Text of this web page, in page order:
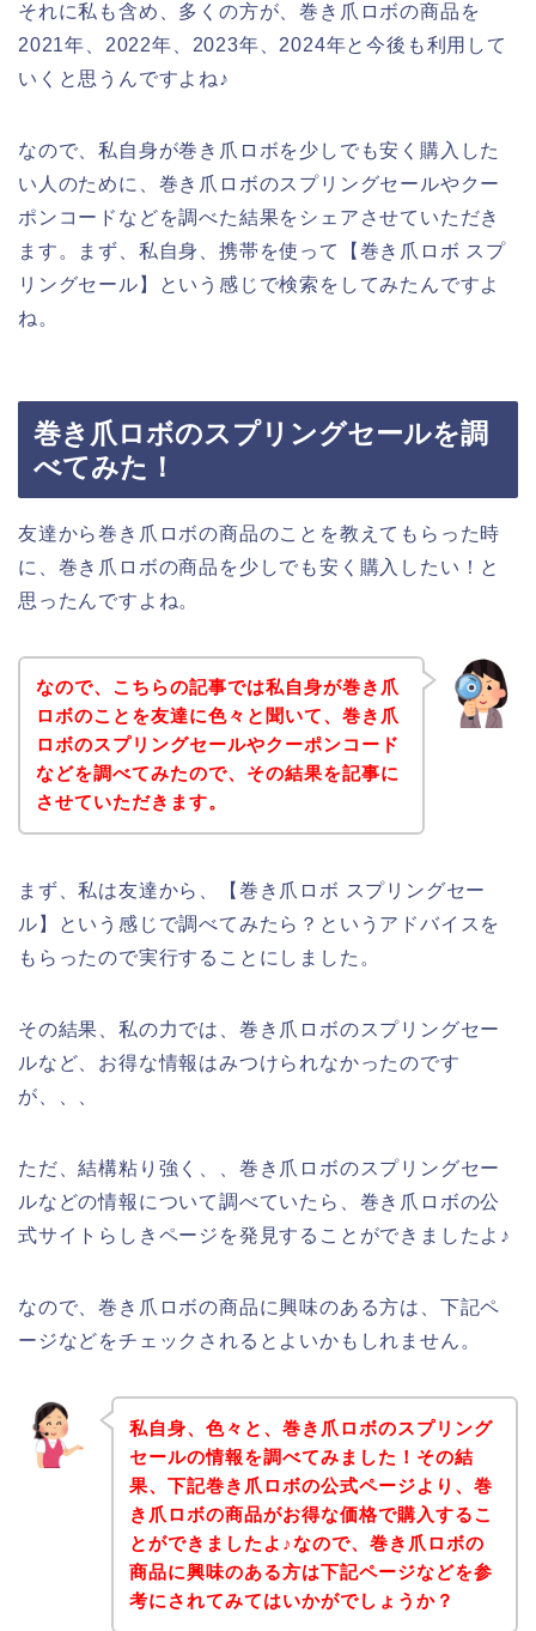
それに私も含め、多くの方が、巻き爪ロボの商品を
2021年、2022年、2023年、2024年と今後も利用して
いくと思うんですよね♪
なので、私自身が巻き爪ロボを少しでも安く購入した
い人のために、巻き爪ロボのスプリングセールやクー
ポンコードなどを調べた結果をシェアさせていただき
ます。まず、私自身、携帯を使って【巻き爪ロボ スプ
リングセール】という感じで検索をしてみたんですよ
ね。
巻き爪ロボのスプリングセールを調
べてみた！
友達から巻き爪ロボの商品のことを教えてもらった時
に、巻き爪ロボの商品を少しでも安く購入したい！と
思ったんですよね。
なので、こちらの記事では私自身が巻き爪
ロボのことを友達に色々と聞いて、巻き爪
ロボのスプリングセールやクーポンコード
などを調べてみたので、その結果を記事に
させていただきます。
まず、私は友達から、【巻き爪ロボ スプリングセー
ル】という感じで調べてみたら？というアドバイスを
もらったので実行することにしました。
その結果、私の力では、巻き爪ロボのスプリングセー
ルなど、お得な情報はみつけられなかったのです
が、、、
ただ、結構粘り強く、、巻き爪ロボのスプリングセー
ルなどの情報について調べていたら、巻き爪ロボの公
式サイトらしきページを発見することができましたよ♪
なので、巻き爪ロボの商品に興味のある方は、下記ペ
ージなどをチェックされるとよいかもしれません。
私自身、色々と、巻き爪ロボのスプリング
セールの情報を調べてみました！その結
果、下記巻き爪ロボの公式ページより、巻
き爪ロボの商品がお得な価格で購入するこ
とができましたよ♪なので、巻き爪ロボの
商品に興味のある方は下記ページなどを参
考にされてみてはいかがでしょうか？